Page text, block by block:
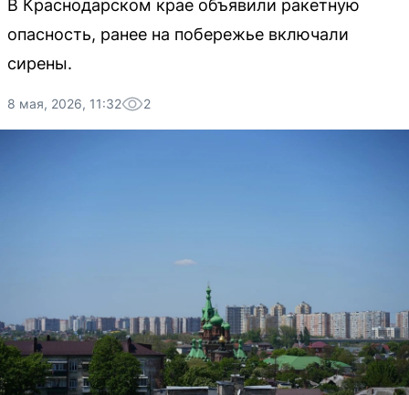
В Краснодарском крае объявили ракетную
опасность, ранее на побережье включали
сирены.
8 мая, 2026, 11:32 2